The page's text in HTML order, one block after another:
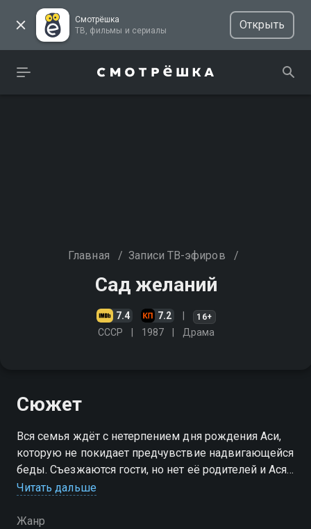
Смотрёшка
ТВ, фильмы и сериалы
Открыть
Главная / Записи ТВ-эфиров /
Сад желаний
7.4 7.2 16+
СССР 1987 Драма
Сюжет
Вся семья ждёт с нетерпением дня рождения Аси,
которую не покидает предчувствие надвигающейся
беды. Съезжаются гости, но нет её родителей и Ася
пока не знает, что отец объявлен врагом народа,
близко
Читать дальше
Жанр